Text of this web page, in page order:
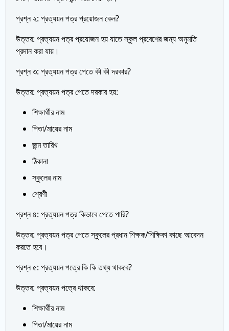
প্রশ্ন ২: প্রত্যয়ন পত্র প্রয়োজন কেন?
উত্তর: প্রত্যয়ন পত্র প্রয়োজন হয় যাতে স্কুল প্রবেশের জন্য অনুমতি
প্রদান করা যায়।
প্রশ্ন ৩: প্রত্যয়ন পত্র পেতে কী কী দরকার?
উত্তর: প্রত্যয়ন পত্র পেতে দরকার হয়:
শিক্ষার্থীর নাম
পিতা/মায়ের নাম
জন্ম তারিখ
ঠিকানা
স্কুলের নাম
শ্রেণী
প্রশ্ন ৪: প্রত্যয়ন পত্র কিভাবে পেতে পারি?
উত্তর: প্রত্যয়ন পত্র পেতে স্কুলের প্রধান শিক্ষক/শিক্ষিকা কাছে আবেদন
করতে হবে।
প্রশ্ন ৫: প্রত্যয়ন পত্রে কি কি তথ্য থাকবে?
উত্তর: প্রত্যয়ন পত্রে থাকবে:
শিক্ষার্থীর নাম
পিতা/মায়ের নাম